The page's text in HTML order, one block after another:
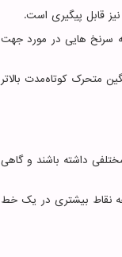
قابل پیگیری است.
سرنخ هایی در مورد جهت
متحرک کوتاه‌مدت بالاتر
داشته باشند و گاهی
نقاط بیشتری در یک خط